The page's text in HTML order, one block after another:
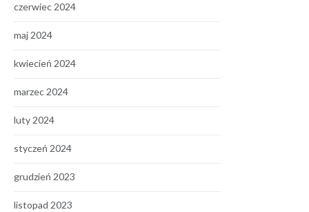
czerwiec 2024
maj 2024
kwiecień 2024
marzec 2024
luty 2024
styczeń 2024
grudzień 2023
listopad 2023